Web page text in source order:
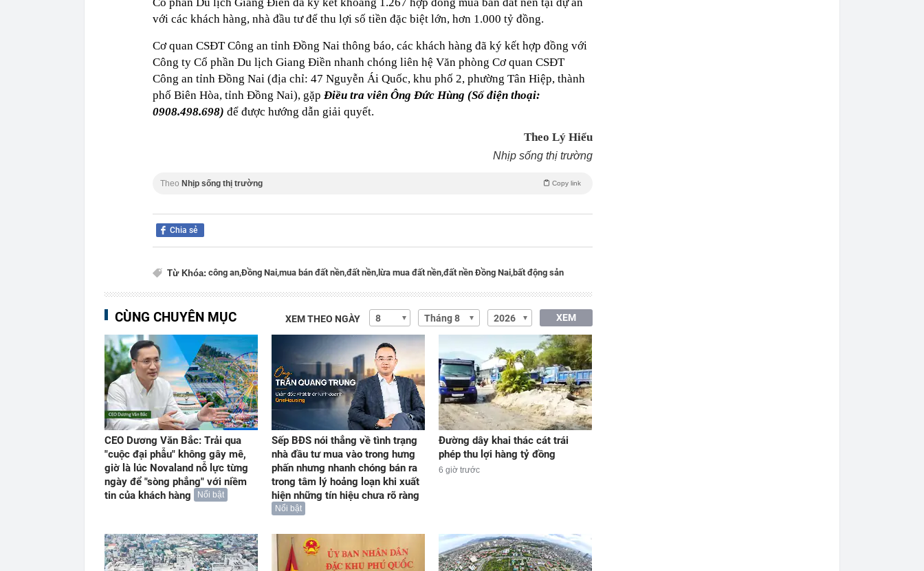
với các khách hàng, nhà đầu tư để thu lợi số tiền đặc biệt lớn, hơn 1.000 tỷ đồng.
Cơ quan CSĐT Công an tỉnh Đồng Nai thông báo, các khách hàng đã ký kết hợp đồng với
Công ty Cổ phần Du lịch Giang Điền nhanh chóng liên hệ Văn phòng Cơ quan CSĐT
Công an tỉnh Đồng Nai (địa chỉ: 47 Nguyễn Ái Quốc, khu phố 2, phường Tân Hiệp, thành
phố Biên Hòa, tỉnh Đồng Nai), gặp Điều tra viên Ông Đức Hùng (Số điện thoại:
0908.498.698) để được hướng dẫn giải quyết.
Theo Lý Hiểu
Nhịp sống thị trường
Theo Nhịp sống thị trường Copy link
Chia sẻ
Từ Khóa: công an,Đồng Nai,mua bán đất nền,đất nền, lừa mua đất nền,đất nền Đồng Nai,bất động sản
CÙNG CHUYÊN MỤC XEM THEO NGÀY XEM
CEO Dương Văn Bắc: Trải qua
"cuộc đại phẫu" không gây mê,
giờ là lúc Novaland nỗ lực từng
ngày để "sòng phẳng" với niềm
tin của khách hàng
Nổi bật
Sếp BĐS nói thẳng về tình trạng
nhà đầu tư mua vào trong hưng
phấn nhưng nhanh chóng bán ra
trong tâm lý hoảng loạn khi xuất
hiện những tín hiệu chưa rõ ràng
Nổi bật
Đường dây khai thác cát trái
phép thu lợi hàng tỷ đồng
6 giờ trước